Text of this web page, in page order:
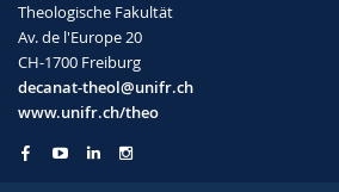
Theologische Fakultät
Av. de l'Europe 20
CH-1700 Freiburg
decanat-theol@unifr.ch
www.unifr.ch/theo